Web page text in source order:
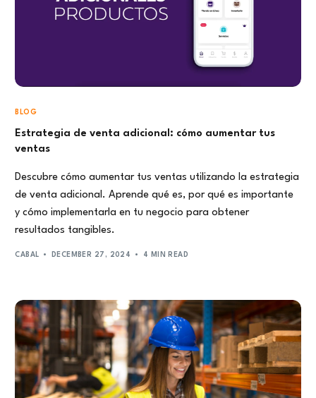
BLOG
Estrategia de venta adicional: cómo aumentar tus
ventas
Descubre cómo aumentar tus ventas utilizando la estrategia
de venta adicional. Aprende qué es, por qué es importante
y cómo implementarla en tu negocio para obtener
resultados tangibles.
CABAL DECEMBER 27, 2024 4 MIN READ